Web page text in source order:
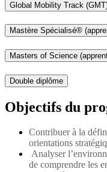
Global Mobility Track
Mastère Spécialisé®
Masters of Science
Double diplôme
Objectifs du
Contribuer à la
orientations
Analyser
de comprendre les